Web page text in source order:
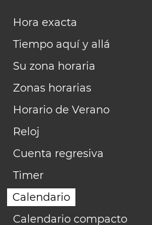
Hora exacta
Tiempo aquí y allá
Su zona horaria
Zonas horarias
Horario de Verano
Reloj
Cuenta regresiva
Timer
Calendario
Calendario compacto